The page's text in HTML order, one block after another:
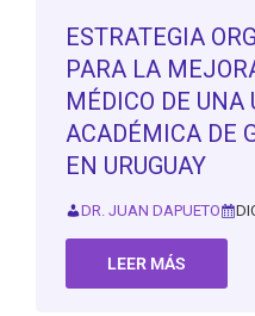
ESTRATEGIA
PARA LA
MÉDICO DE UNA
ACADÉMICA DE
EN URUGUAY
DR. JUAN DAPUETO
LEER MÁS